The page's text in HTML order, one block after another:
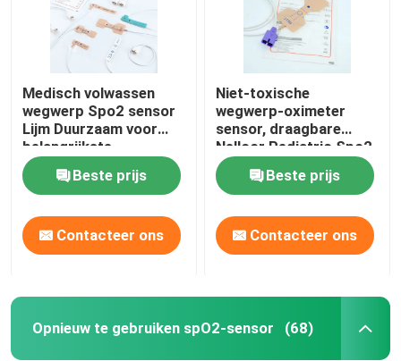
Medisch volwassen
wegwerp Spo2 sensor
Lijm Duurzaam voor
belangrijkste
merkmonitors
Beste prijs
Contacteer ons
Niet-toxische
wegwerp-oximeter
sensor, draagbare
Nellcor Pediatric Spo2
sensor.
Beste prijs
Contacteer ons
Opnieuw te gebruiken spO2-sensor (68)